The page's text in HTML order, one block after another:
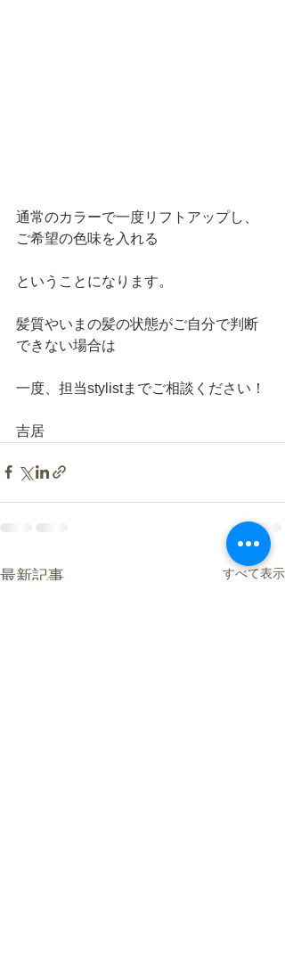
通常のカラーで一度リフトアップし、
ご希望の色味を入れる
ということになります。
髪質やいまの髪の状態がご自分で判断
できない場合は
一度、担当stylistまでご相談ください！
吉居
最新記事 すべて表示